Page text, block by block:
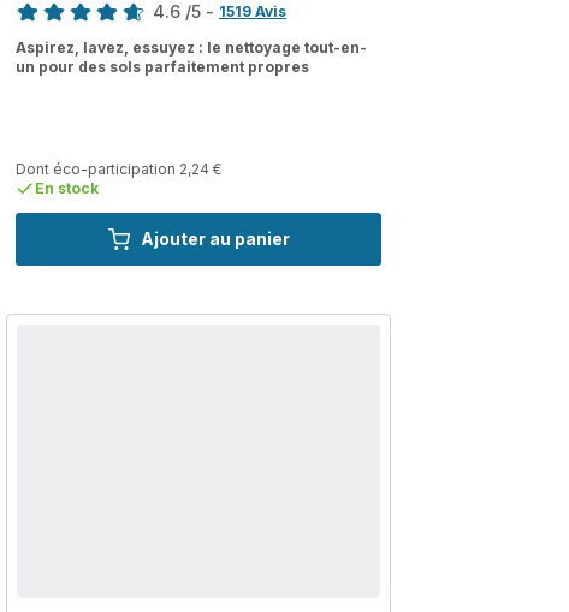
Ajouter au panier
4.6 /5 - 1519 Avis
Aspirez, lavez, essuyez : le nettoyage tout-en-
un pour des sols parfaitement propres
Dont éco-participation 2,24 €
En stock